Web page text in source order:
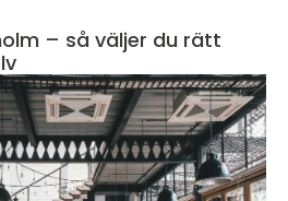
– så väljer du rätt